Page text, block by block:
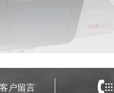
客户留言